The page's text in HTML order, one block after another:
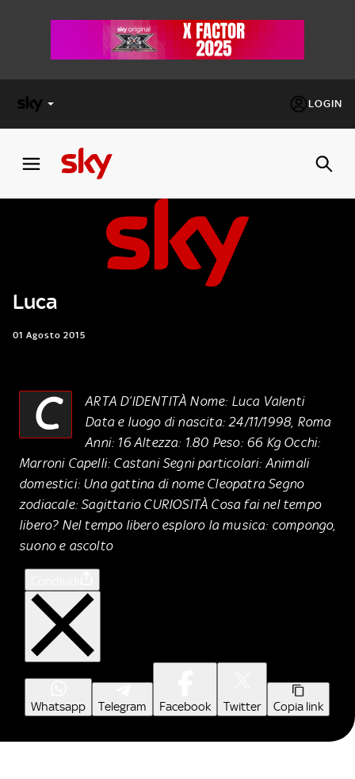
LOGIN
FACTOR
Cos’altro vedere:
PROGRAMMI SKY
SKY.IT
Luca
01 Agosto 2015
C
ARTA D’IDENTITÀ Nome: Luca Valenti
Data e luogo di nascita: 24/11/1998, Roma
Anni: 16 Altezza: 1.80 Peso: 66 Kg Occhi:
Marroni Capelli: Castani Segni particolari: Animali
domestici: Una gattina di nome Cleopatra Segno
zodiacale: Sagittario CURIOSITÀ Cosa fai nel tempo
libero? Nel tempo libero esploro la musica: compongo,
suono e ascolto
Whatsapp Telegram Facebook Twitter Copia link